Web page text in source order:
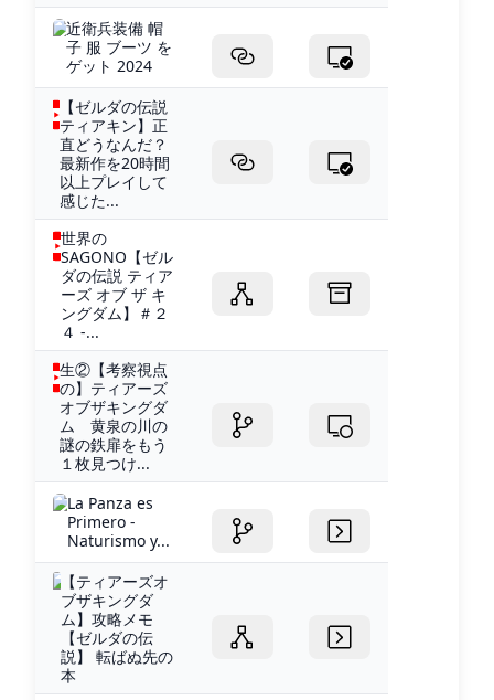
近衛兵装備 帽
子 服 ブーツ を
ゲット 2024
【ゼルダの伝説
ティアキン】正
直どうなんだ？
最新作を20時間
以上プレイして
感じた...
世界の
SAGONO【ゼル
ダの伝説 ティア
ーズ オブ ザ キ
ングダム】＃２
４ -...
生②【考察視点
の】ティアーズ
オブザキングダ
ム 黄泉の川の
謎の鉄扉をもう
１枚見つけ...
La Panza es
Primero -
Naturismo y...
【ティアーズオ
ブザキングダ
ム】攻略メモ
【ゼルダの伝
説】 転ばぬ先の
本